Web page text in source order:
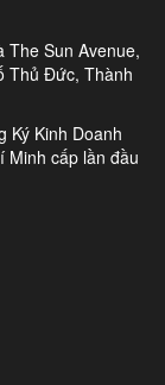
The Sun Avenue,
Thủ Đức, Thành
Ký Kinh Doanh
Minh cấp lần đầu